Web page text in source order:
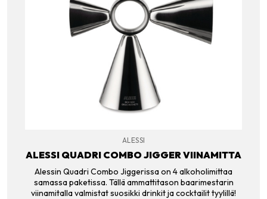
ALESSI
ALESSI QUADRI COMBO JIGGER VIINAMITTA
Alessin Quadri Combo Jiggerissa on 4 alkoholimittaa
samassa paketissa. Tällä ammattitason baarimestarin
viinamitalla valmistat suosikki drinkit ja cocktailit tyylillä!